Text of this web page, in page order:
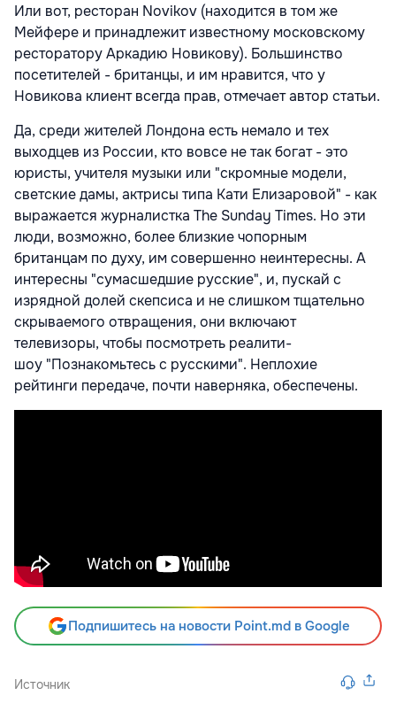
Или вот, ресторан Novikov (находится в том же
Мейфере и принадлежит известному московскому
ресторатору Аркадию Новикову). Большинство
посетителей - британцы, и им нравится, что у
Новикова клиент всегда прав, отмечает автор статьи.
Да, среди жителей Лондона есть немало и тех
выходцев из России, кто вовсе не так богат - это
юристы, учителя музыки или "скромные модели,
светские дамы, актрисы типа Кати Елизаровой" - как
выражается журналистка The Sunday Times. Но эти
люди, возможно, более близкие чопорным
британцам по духу, им совершенно неинтересны. А
интересны "сумасшедшие русские", и, пускай с
изрядной долей скепсиса и не слишком тщательно
скрываемого отвращения, они включают
телевизоры, чтобы посмотреть реалити-
шоу "Познакомьтесь с русскими". Неплохие
рейтинги передаче, почти наверняка, обеспечены.
Подпишитесь на новости Point.md в Google
Источник